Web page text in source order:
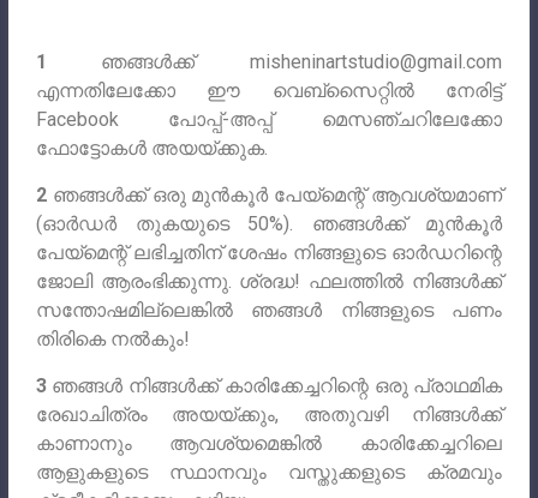
1 ഞങ്ങൾക്ക്misheninartstudio@gmail.com
എന്നതിലേക്കോ ഈ വെബ്‌സൈറ്റിൽ നേരിട്ട്
Facebook പോപ്പ്-അപ്പ് മെസഞ്ചറിലേക്കോ
ഫോട്ടോകൾ അയയ്‌ക്കുക.
2ഞങ്ങൾക്ക് ഒരു മുൻകൂർ പേയ്മെന്റ് ആവശ്യമാണ്
(ഓർഡർ തുകയുടെ 50%). ഞങ്ങൾക്ക് മുൻകൂർ
പേയ്‌മെന്റ് ലഭിച്ചതിന് ശേഷം നിങ്ങളുടെ ഓർഡറിന്റെ
ജോലി ആരംഭിക്കുന്നു. ശ്രദ്ധ! ഫലത്തിൽ നിങ്ങൾക്ക്
സന്തോഷമില്ലെങ്കിൽ ഞങ്ങൾ നിങ്ങളുടെ പണം
തിരികെ നൽകും!
3ഞങ്ങൾ നിങ്ങൾക്ക് കാരിക്കേച്ചറിന്റെ ഒരു പ്രാഥമിക
രേഖാചിത്രം അയയ്ക്കും, അതുവഴി നിങ്ങൾക്ക്
കാണാനും ആവശ്യമെങ്കിൽ കാരിക്കേച്ചറിലെ
ആളുകളുടെ സ്ഥാനവും വസ്തുക്കളുടെ ക്രമവും